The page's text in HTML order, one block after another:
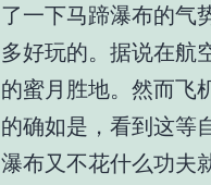
了一下马蹄瀑布的气
多好玩的。据说在航
的蜜月胜地。然而飞
的确如是，看到这等
瀑布又不花什么功夫